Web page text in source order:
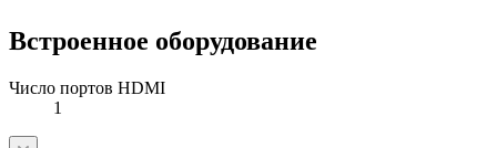
Встроенное оборудование
Число портов HDMI
1